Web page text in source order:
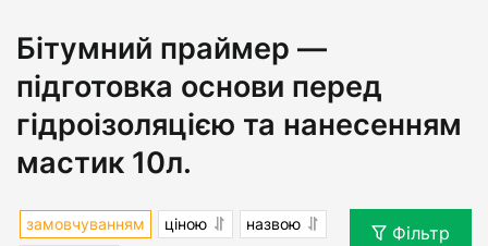
Бітумний праймер —
підготовка основи перед
гідроізоляцією та нанесенням
мастик 10л.
замовчуванням ціною
назвою
Фільтр